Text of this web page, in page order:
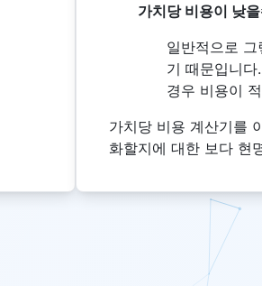
가치당 비용이 낮
일반적으로
기 때문입니
경우 비용이
가치당 비용 계산기를
화할지에 대한 보다 현